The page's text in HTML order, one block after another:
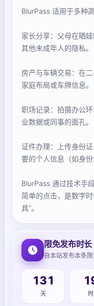
BlurPass 适用于多种
家长分享：父母在晒
其他未成年人的隐私。
房产与车辆交易：在
家庭布局或车牌信息。
职场记录：拍摄办公
业数据或同事的面孔。
证件办理：上传身份
要的个人信息（如身份
BlurPass 通过技术手
简单的点击，是数字
具”。
限免发布时长
自本站发布本条
131
天 时